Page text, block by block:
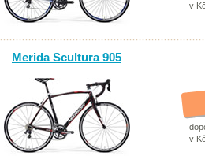
v
Merida Scultura 905
v